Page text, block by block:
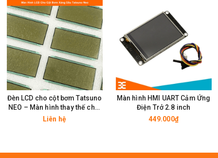
Đèn LCD cho cột bơm Tatsuno
NEO – Màn hình thay thế chất
lượng cao
Liên hệ
Màn hình HMI UART Cảm Ứng
Điện Trở 2.8 inch
449.000₫